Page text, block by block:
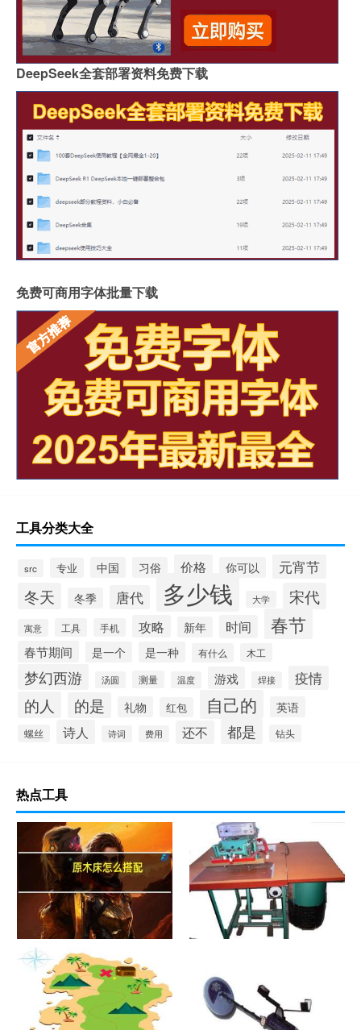
DeepSeek全套部署资料免费下载
免费可商用字体批量下载
工具分类大全
src 专业 中国 习俗 价格 你可以 元宵节
冬天 冬季 唐代 多少钱 大学 宋代
寓意 工具 手机 攻略 新年 时间 春节
春节期间 是一个 是一种 有什么 木工
梦幻西游 汤圆 测量 温度 游戏 焊接 疫情
的人 的是 礼物 红包 自己的 英语
螺丝 诗人 诗词 费用 还不 都是 钻头
热点工具
原木床怎么搭配